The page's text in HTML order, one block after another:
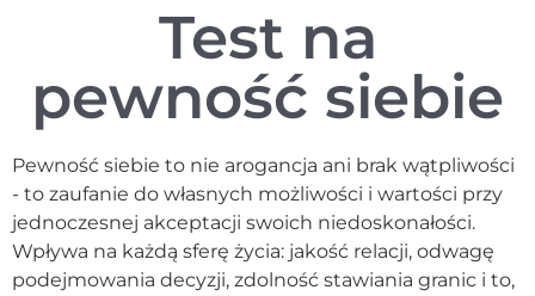
Według specjalizacji
Diagnozy psychologiczne
Testy psychologiczne
Dawka wiedzy
Dla specjalistów
Test na
pewność siebie
Pewność siebie to nie arogancja ani brak wątpliwości
- to zaufanie do własnych możliwości i wartości przy
jednoczesnej akceptacji swoich niedoskonałości.
Wpływa na każdą sferę życia: jakość relacji, odwagę
podejmowania decyzji, zdolność stawiania granic i to,